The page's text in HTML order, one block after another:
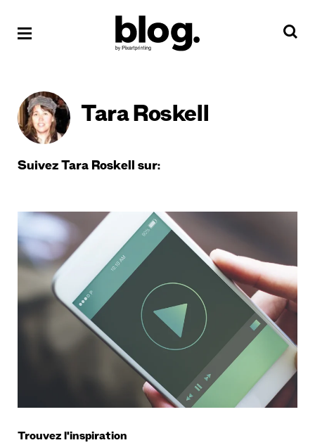
Tara Roskell
Suivez Tara Roskell sur:
Trouvez l'inspiration